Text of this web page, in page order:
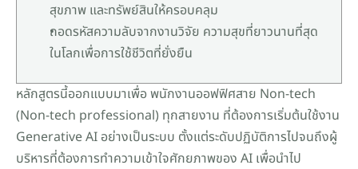
สุขภาพ และทรัพย์สินให้ครอบคลุม
ถอดรหัสความลับจากงานวิจัย ความสุขที่ยาวนานที่สุด
ในโลกเพื่อการใช้ชีวิตที่ยั่งยืน
หลักสูตรนี้ออกแบบมาเพื่อ พนักงานออฟฟิศสาย Non-tech
(Non-tech professional) ทุกสายงาน ที่ต้องการเริ่มต้นใช้งาน
Generative AI อย่างเป็นระบบ ตั้งแต่ระดับปฏิบัติการไปจนถึงผู้
บริหารที่ต้องการทำความเข้าใจศักยภาพของ AI เพื่อนำไป